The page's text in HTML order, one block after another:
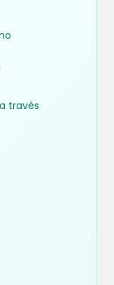
través